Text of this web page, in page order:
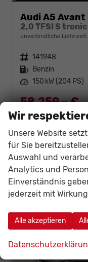
Audi A5 Avant
2,0 TFSI S
unverbindliche Lieferzeit:
Fahrzeugnr. 141948
Kraftstoff Benzin
Leistung 150 kW (204 PS)
58.259,– €
Verbrauch
CO2 -Klasse: F
CO2 -Emissionen:
Wir
Unsere Website
für Sie
Auswahl und
Analytics und
Einverständnis
jederzeit mit
Alle akzeptieren